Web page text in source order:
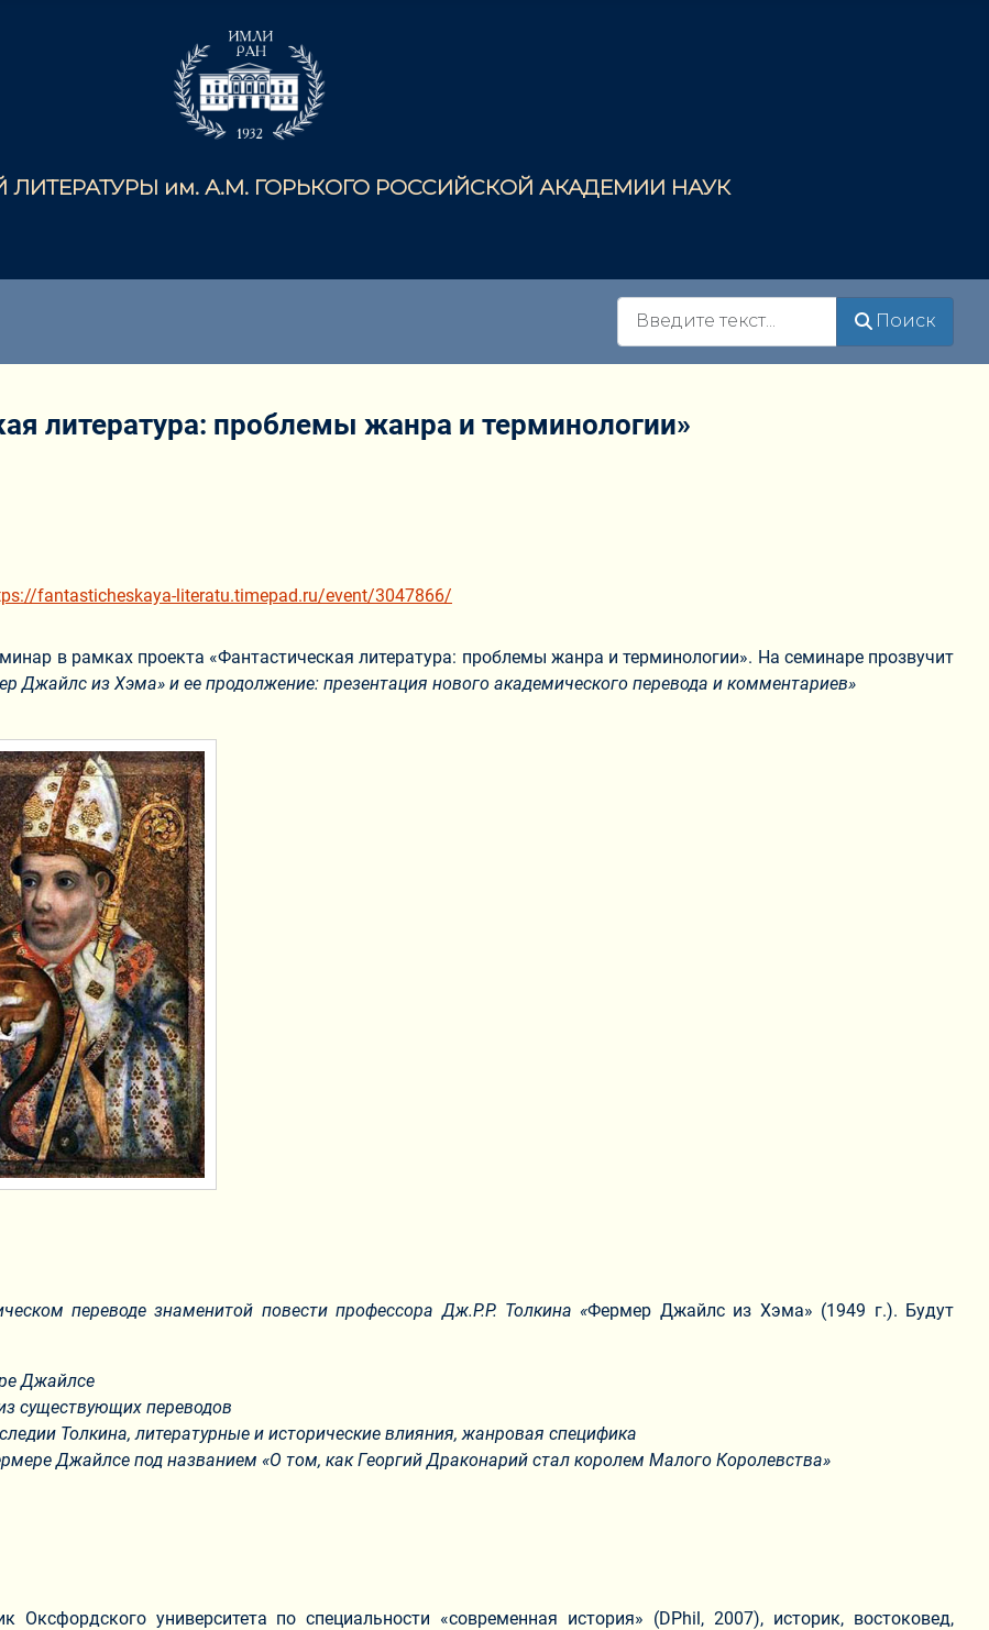
им. А.М. ГОРЬКОГО РОССИЙСКОЙ АКАДЕМИИ НАУК
Поиск
литература: проблемы жанра и терминологии»
fantasticheskaya-literatu.timepad.ru/event/3047866/
в рамках проекта «Фантастическая литература: проблемы жанра и терминологии». На семинаре прозвучит
Джайлс из Хэма» и ее продолжение: презентация нового академического перевода и комментариев»
переводе знаменитой повести профессора Дж.Р.Р. Толкина «Фермер Джайлс из Хэма» (1949 г.). Будут
Джайлсе
существующих переводов
Толкина, литературные и исторические влияния, жанровая специфика
Джайлсе под названием «О том, как Георгий Драконарий стал королем Малого Королевства»
университета по специальности «современная история» (DPhil, 2007), историк, востоковед,